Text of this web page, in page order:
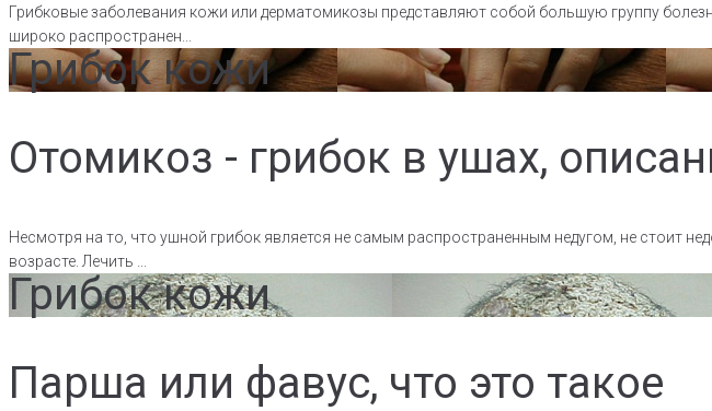
Грибковые заболевания кожи или дерматомикозы представляют собой большую группу
широко распространен...
Грибок кожи
Отомикоз - грибок в ушах,
Несмотря на то, что ушной грибок является не самым распространенным недугом, не
возрасте. Лечить ...
Грибок кожи
Парша или фавус, что это такое